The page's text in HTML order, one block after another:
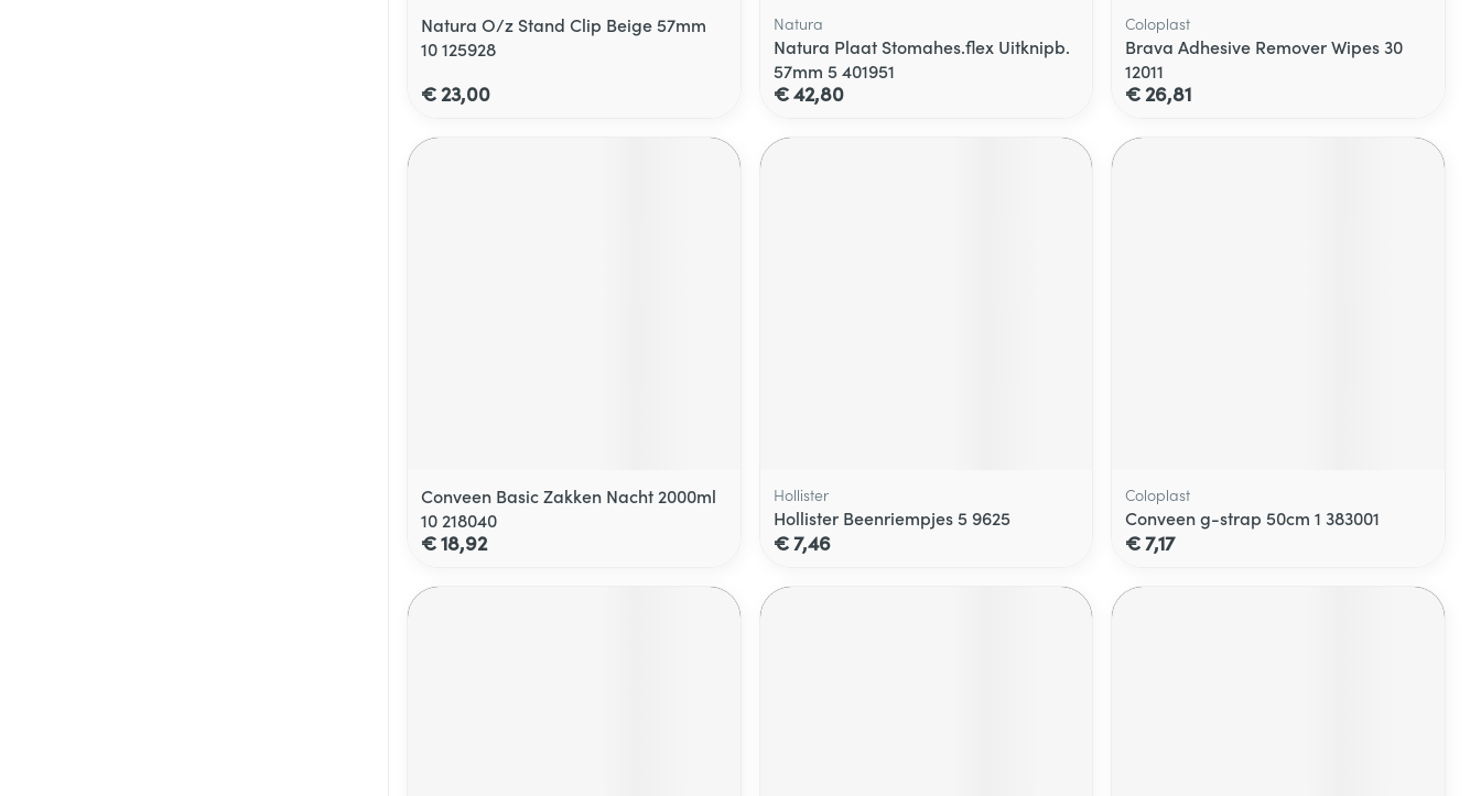
Natura O/z Stand Clip Beige 57mm
10 125928
€ 23,00
Natura
Natura Plaat Stomahes.flex Uitknipb.
57mm 5 401951
€ 42,80
Coloplast
Brava Adhesive Remover Wipes 30
12011
€ 26,81
Conveen Basic Zakken Nacht 2000ml
10 218040
€ 18,92
Hollister
Hollister Beenriempjes 5 9625
€ 7,46
Coloplast
Conveen g-strap 50cm 1 383001
€ 7,17